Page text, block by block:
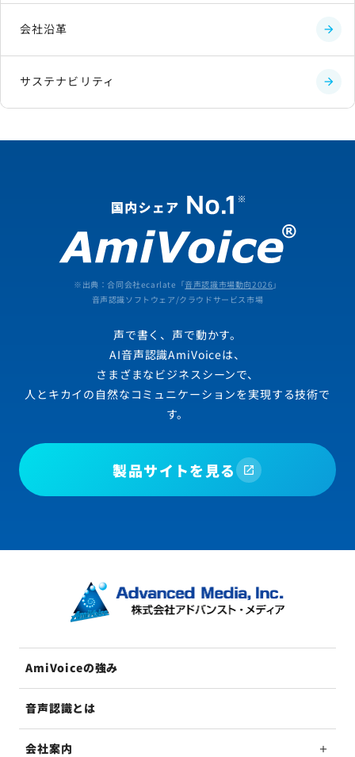
会社沿革
サステナビリティ
※出典：合同会社ecarlate「音声認識市場動向2026 」
音声認識ソフトウェア/クラウドサービス市場
声で書く、声で動かす。
AI音声認識AmiVoiceは、
さまざまなビジネスシーンで、
人とキカイの自然なコミュニケーションを実現する技術で
す。
製品サイトを見る
AmiVoiceの強み
音声認識とは
会社案内